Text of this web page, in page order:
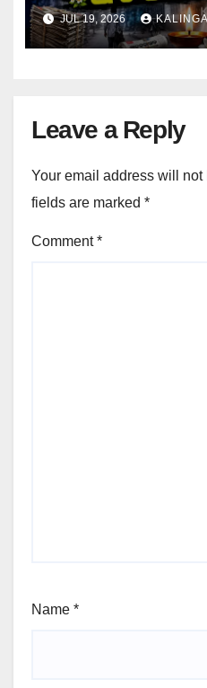
JUL 19, 2026
Leave a Reply
Your email address will not
fields are marked *
Comment*
Name *